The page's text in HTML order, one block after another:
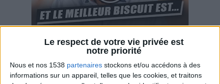
Le respect de votre vie privée est
notre priorité
Nous et nos 1538 partenaires stockons et/ou accédons à des
informations sur un appareil, telles que les cookies, et traitons
Savane, LU, Pepito, Harrys... Que valent vraiment
ces gâteaux ?